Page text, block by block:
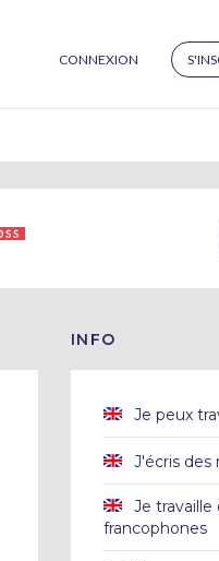
CONNEXION
INFO
Je peux
J'écris des
Je travaille
francophones